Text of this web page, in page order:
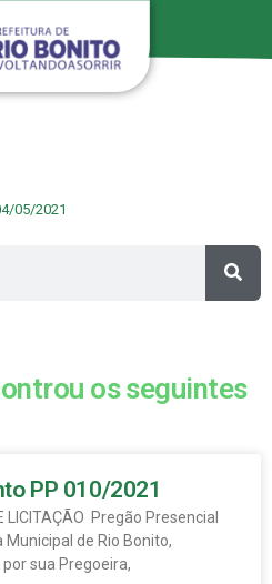
05/2021
os seguintes
PP 010/2021
LICITAÇÃO Pregão Presencial
de Rio Bonito,
sua Pregoeira,